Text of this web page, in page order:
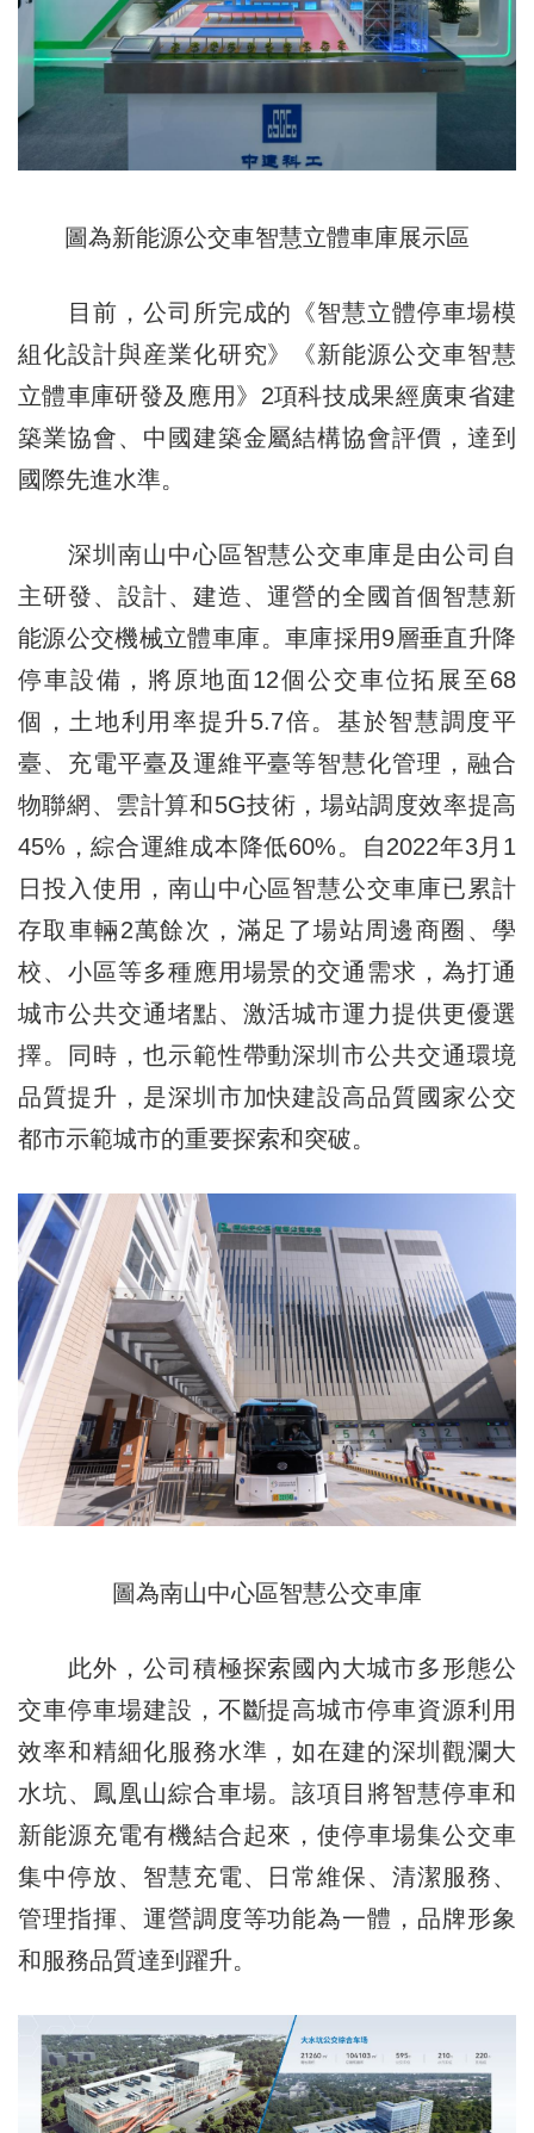
圖為新能源公交車智慧立體車庫展示區
目前，公司所完成的《智慧立體停車場模
組化設計與産業化研究》《新能源公交車智慧
立體車庫研發及應用》2項科技成果經廣東省建
築業協會、中國建築金屬結構協會評價，達到
國際先進水準。
深圳南山中心區智慧公交車庫是由公司自
主研發、設計、建造、運營的全國首個智慧新
能源公交機械立體車庫。車庫採用9層垂直升降
停車設備，將原地面12個公交車位拓展至68
個，土地利用率提升5.7倍。基於智慧調度平
臺、充電平臺及運維平臺等智慧化管理，融合
物聯網、雲計算和5G技術，場站調度效率提高
45%，綜合運維成本降低60%。自2022年3月1
日投入使用，南山中心區智慧公交車庫已累計
存取車輛2萬餘次，滿足了場站周邊商圈、學
校、小區等多種應用場景的交通需求，為打通
城市公共交通堵點、激活城市運力提供更優選
擇。同時，也示範性帶動深圳市公共交通環境
品質提升，是深圳市加快建設高品質國家公交
都市示範城市的重要探索和突破。
圖為南山中心區智慧公交車庫
此外，公司積極探索國內大城市多形態公
交車停車場建設，不斷提高城市停車資源利用
效率和精細化服務水準，如在建的深圳觀瀾大
水坑、鳳凰山綜合車場。該項目將智慧停車和
新能源充電有機結合起來，使停車場集公交車
集中停放、智慧充電、日常維保、清潔服務、
管理指揮、運營調度等功能為一體，品牌形象
和服務品質達到躍升。